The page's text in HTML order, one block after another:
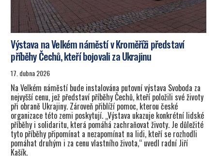
Výstava na Velkém náměstí v Kroměříži představí
příběhy Čechů, kteří bojovali za Ukrajinu
17. dubna 2026
Na Velkém náměstí bude instalována putovní výstava Svoboda za
nejvyšší cenu, jež představí příběhy Čechů, kteří položili své životy
při obraně Ukrajiny. Zároveň přiblíží pomoc, kterou české
organizace této zemi poskytují. „Výstava ukazuje konkrétní lidské
příběhy i solidaritu, která pomáhá zachraňovat životy. Je důležité
tyto příběhy připomínat a nezapomínat na lidi, kteří se rozhodli
pomáhat druhým i za cenu vlastního života,“ uvedl radní Jiří
Kašík.